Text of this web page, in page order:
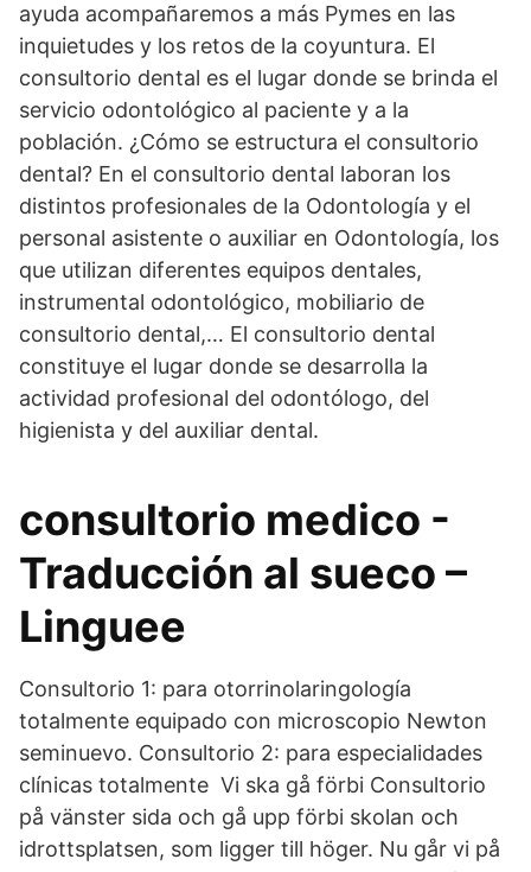
ayuda acompañaremos a más Pymes en las
inquietudes y los retos de la coyuntura. El
consultorio dental es el lugar donde se brinda el
servicio odontológico al paciente y a la
población. ¿Cómo se estructura el consultorio
dental? En el consultorio dental laboran los
distintos profesionales de la Odontología y el
personal asistente o auxiliar en Odontología, los
que utilizan diferentes equipos dentales,
instrumental odontológico, mobiliario de
consultorio dental,… El consultorio dental
constituye el lugar donde se desarrolla la
actividad profesional del odontólogo, del
higienista y del auxiliar dental.
consultorio medico -
Traducción al sueco –
Linguee
Consultorio 1: para otorrinolaringología
totalmente equipado con microscopio Newton
seminuevo. Consultorio 2: para especialidades
clínicas totalmente Vi ska gå förbi Consultorio
på vänster sida och gå upp förbi skolan och
idrottsplatsen, som ligger till höger. Nu går vi på